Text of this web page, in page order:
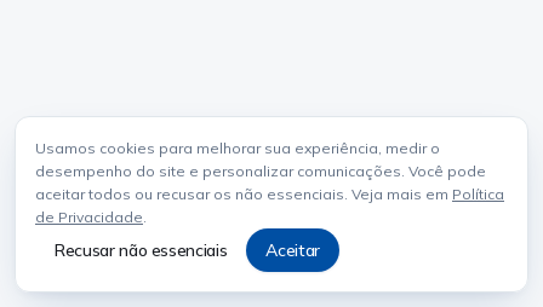
Usamos cookies para melhorar sua experiência, medir o
desempenho do site e personalizar comunicações. Você pode
aceitar todos ou recusar os não essenciais. Veja mais em Política
de Privacidade.
Recusar não essenciais Aceitar